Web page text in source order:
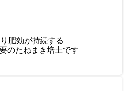
肥効が持続する
のたねまき培土です